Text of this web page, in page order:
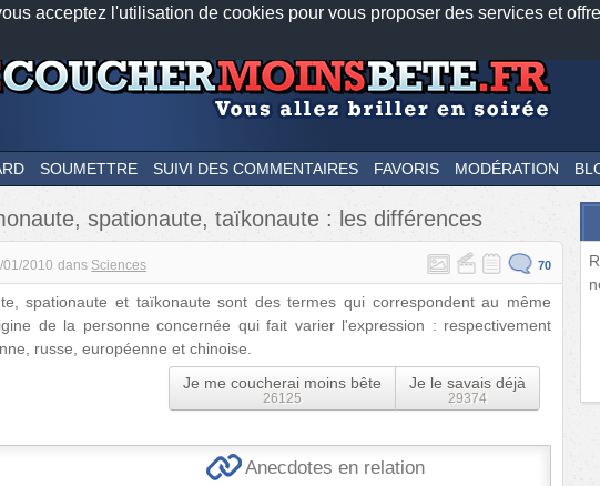
acceptez l'utilisation de cookies pour vous proposer des services et
Nos applications mobiles Newsletter
SOUMETTRE SUIVI DES COMMENTAIRES FAVORIS MODÉRATION
spationaute, taïkonaute : les différences
01/2010 dans Sciences 70
spationaute et taïkonaute sont des termes qui correspondent au même
de la personne concernée qui fait varier l'expression : respectivement
russe, européenne et chinoise.
Je me coucherai moins bête
26125
Je le savais déjà
29374
Anecdotes en relation